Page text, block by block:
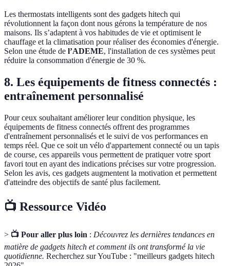
Les thermostats intelligents sont des gadgets hitech qui
révolutionnent la façon dont nous gérons la température de nos
maisons. Ils s’adaptent à vos habitudes de vie et optimisent le
chauffage et la climatisation pour réaliser des économies d'énergie.
Selon une étude de l’ADEME, l'installation de ces systèmes peut
réduire la consommation d'énergie de 30 %.
8. Les équipements de fitness connectés :
entraînement personnalisé
Pour ceux souhaitant améliorer leur condition physique, les
équipements de fitness connectés offrent des programmes
d'entraînement personnalisés et le suivi de vos performances en
temps réel. Que ce soit un vélo d'appartement connecté ou un tapis
de course, ces appareils vous permettent de pratiquer votre sport
favori tout en ayant des indications précises sur votre progression.
Selon les avis, ces gadgets augmentent la motivation et permettent
d'atteindre des objectifs de santé plus facilement.
📺 Ressource Vidéo
> 📺 Pour aller plus loin : Découvrez les dernières tendances en
matière de gadgets hitech et comment ils ont transformé la vie
quotidienne. Recherchez sur YouTube : "meilleurs gadgets hitech